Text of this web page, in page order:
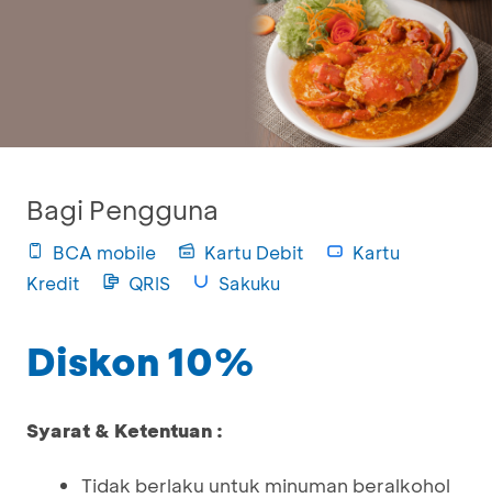
Bagi Pengguna
BCA mobile Kartu Debit
Kartu
Kredit
QRIS Sakuku
Diskon 10%
Syarat & Ketentuan :
Tidak berlaku untuk minuman beralkohol